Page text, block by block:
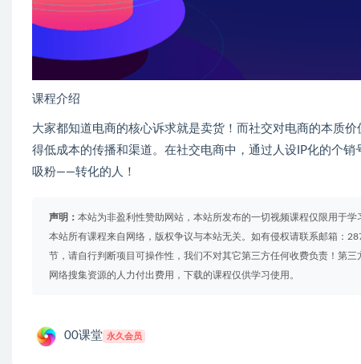
课程介绍
大家都知道电商的核心诉求就是卖货！而社交对电商的本质
得低成本的传播和渠道。在社交电商中，通过人设IP化的个
吸粉——转化的人！
声明： 本站为非盈利性赞助网站，本站所发布的一切视频课程仅限用于
本站所有课程来自网络，版权争议与本站无关。如有侵权请联系邮箱：
节，请自行判断项目可操作性，我们不对其它第三方任何收费负责！第
网络搜集资源的人力付出费用，下载的课程仅供学习使用。
00课堂 永久会员